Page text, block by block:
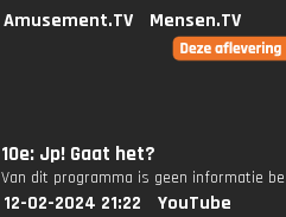
Amusement.TV
Mensen.TV
10e: Jp! Gaat het?
Van dit programma is geen informatie
12-02-2024 21:22
YouTube